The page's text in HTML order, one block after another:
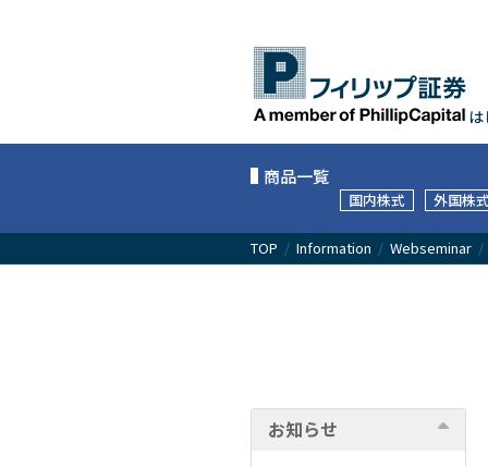
商品一覧
国内株式 外国株式
TOP / Information / Webseminar/
お知らせ